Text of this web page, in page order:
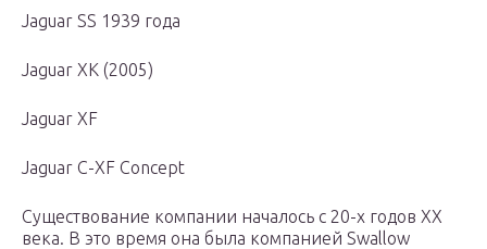
Jaguar SS 1939 года
Jaguar XK (2005)
Jaguar XF
Jaguar C-XF Concept
Существование компании началось с 20-х годов XX
века. В это время она была компанией Swallow